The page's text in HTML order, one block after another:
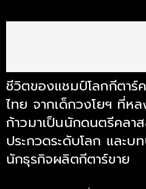
ชีวิตของแชมป์โลกกีตาร์
ไทย จากเด็กวงโยฯ ที่ห
ก้าวมาเป็นนักดนตรีคลา
ประกวดระดับโลก และบ
นักธุรกิจผลิตกีตาร์ขาย